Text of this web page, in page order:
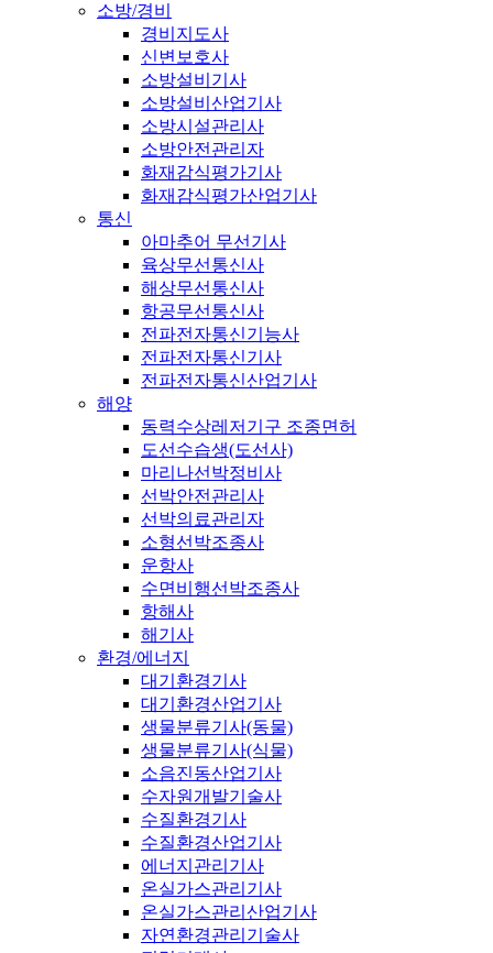
소방/경비
경비지도사
신변보호사
소방설비기사
소방설비산업기사
소방시설관리사
소방안전관리자
화재감식평가기사
화재감식평가산업기사
통신
아마추어 무선기사
육상무선통신사
해상무선통신사
항공무선통신사
전파전자통신기능사
전파전자통신기사
전파전자통신산업기사
해양
동력수상레저기구 조종면허
도선수습생(도선사)
마리나선박정비사
선박안전관리사
선박의료관리자
소형선박조종사
운항사
수면비행선박조종사
항해사
해기사
환경/에너지
대기환경기사
대기환경산업기사
생물분류기사(동물)
생물분류기사(식물)
소음진동산업기사
수자원개발기술사
수질환경기사
수질환경산업기사
에너지관리기사
온실가스관리기사
온실가스관리산업기사
자연환경관리기술사